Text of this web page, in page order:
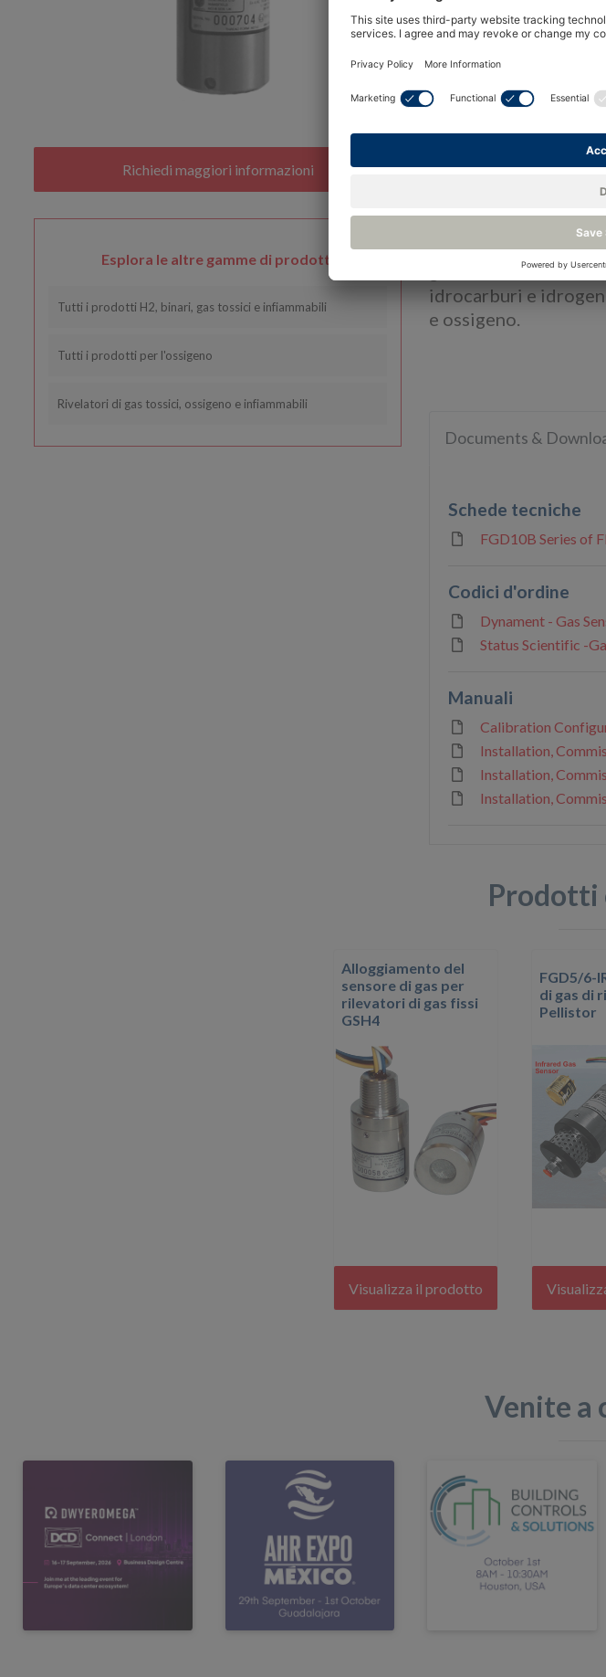
Esplora le altre gamme di prodotti
Tutti i prodotti H2, binari, gas tossici e infiammabili
Tutti i prodotti per l'ossigeno
Rivelatori di gas tossici, ossigeno e infiammabili
una scintilla
un'esplosione e
apparecchiature
Esempi sono le
Possono essere
I rivelatori sono
gas idrocarburi o
idrocarburi e
e ossigeno.
Documents &
Schede tecniche
FGD10B Series of
Codici d'ordine
Dynament - Gas
Status Scientific -
Manuali
Calibration
Installation,
Installation,
Installation,
Prodotti
Alloggiamento del
sensore di gas per
rilevatori di gas fissi
GSH4
Visualizza il prodotto
FGD5/6-
di gas di
Pellistor
Venite a